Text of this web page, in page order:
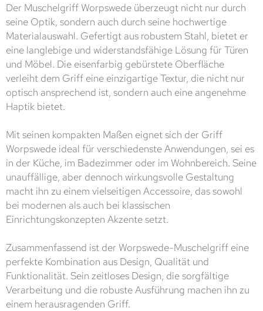
Der Muschelgriff Worpswede überzeugt nicht nur durch
seine Optik, sondern auch durch seine hochwertige
Materialauswahl. Gefertigt aus robustem Stahl, bietet er
eine langlebige und widerstandsfähige Lösung für Türen
und Möbel. Die eisenfarbig gebürstete Oberfläche
verleiht dem Griff eine einzigartige Textur, die nicht nur
optisch ansprechend ist, sondern auch eine angenehme
Haptik bietet.
Mit seinen kompakten Maßen eignet sich der Griff
Worpswede ideal für verschiedenste Anwendungen, sei es
in der Küche, im Badezimmer oder im Wohnbereich. Seine
unauffällige, aber dennoch wirkungsvolle Gestaltung
macht ihn zu einem vielseitigen Accessoire, das sowohl
bei modernen als auch bei klassischen
Einrichtungskonzepten Akzente setzt.
Zusammenfassend ist der Worpswede-Muschelgriff eine
perfekte Kombination aus Design, Qualität und
Funktionalität. Sein zeitloses Design, die sorgfältige
Verarbeitung und die robuste Ausführung machen ihn zu
einem herausragenden Griff.